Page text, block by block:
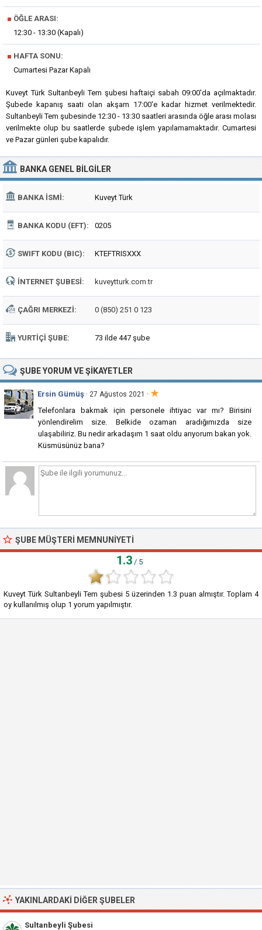
■ ÖĞLE ARASI:
12:30 - 13:30 (Kapalı)
■ HAFTA SONU:
Cumartesi Pazar Kapalı
Kuveyt Türk Sultanbeyli Tem şubesi haftaiçi sabah 09:00'da açılmaktadır.
Şubede kapanış saati olan akşam 17:00'e kadar hizmet verilmektedir.
Sultanbeyli Tem şubesinde 12:30 - 13:30 saatleri arasında öğle arası molası
verilmekte olup bu saatlerde şubede işlem yapılamamaktadır. Cumartesi
ve Pazar günleri şube kapalıdır.
BANKA GENEL BILGILER
BANKA İSMI: Kuveyt Türk
BANKA KODU (EFT): 0205
SWIFT KODU (BIC): KTEFTRISXXX
İNTERNET ŞUBESI: kuveytturk.com.tr
ÇAĞRI MERKEZI: 0 (850) 251 0 123
YURTIÇI ŞUBE: 73 ilde 447 şube
ŞUBEYORUM VE ŞIKAYETLER
Ersin Gümüş · 27 Ağustos 2021 · ★
Telefonlara bakmak için personele ihtiyac var mı? Birisini
yönlendirelim size. Belkide ozaman aradığımızda size
ulaşabiliriz. Bu nedir arkadaşım 1 saat oldu arıyorum bakan yok.
Küsmüsünüz bana?
ŞUBE MÜŞTERI MEMNUNIYETI
1.3 / 5
Kuveyt Türk Sultanbeyli Tem şubesi 5 üzerinden 1.3 puan almıştır. Toplam 4
oy kullanılmış olup 1 yorum yapılmıştır.
YAKINLARDAKI DIĞER ŞUBELER
Sultanbeyli Şubesi